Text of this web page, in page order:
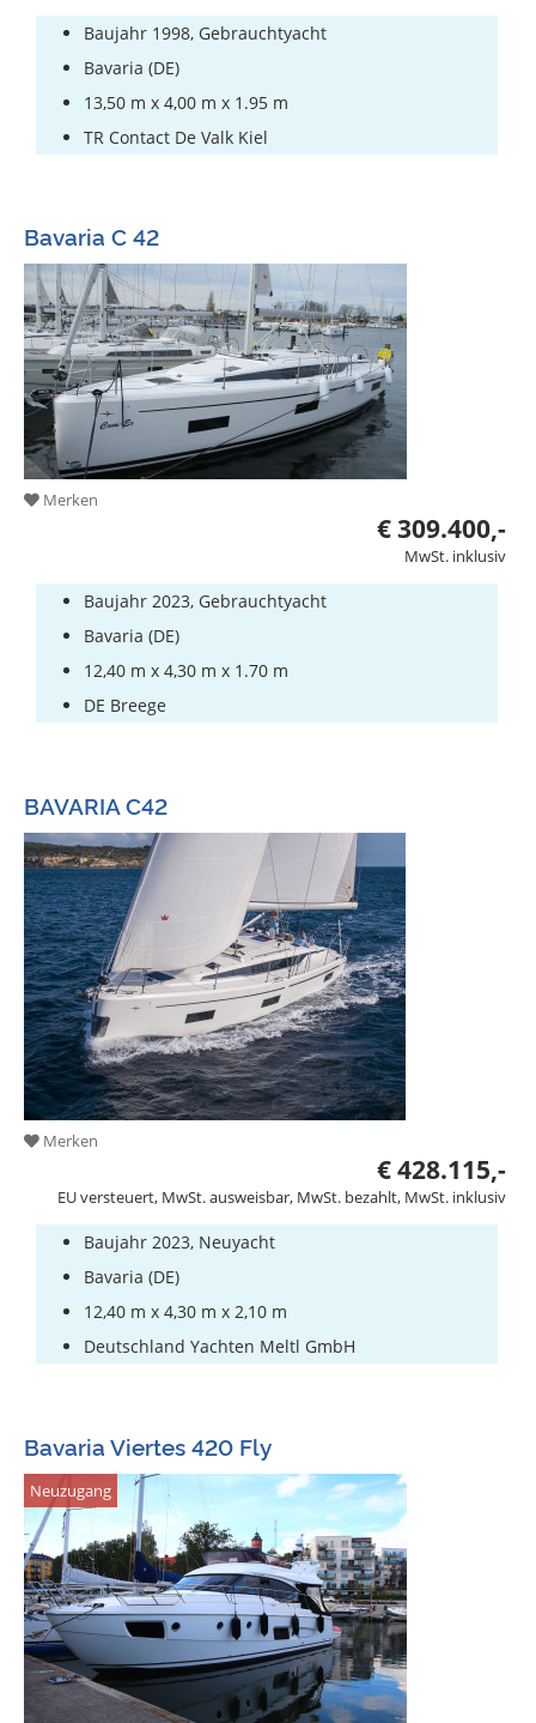
Baujahr 1998, Gebrauchtyacht
Bavaria (DE)
13,50 m x 4,00 m x 1.95 m
TR Contact De Valk Kiel
Bavaria C 42
Merken
€ 309.400,-
MwSt. inklusiv
Baujahr 2023, Gebrauchtyacht
Bavaria (DE)
12,40 m x 4,30 m x 1.70 m
DE Breege
BAVARIA C42
Merken
€ 428.115,-
EU versteuert, MwSt. ausweisbar, MwSt. bezahlt, MwSt. inklusiv
Baujahr 2023, Neuyacht
Bavaria (DE)
12,40 m x 4,30 m x 2,10 m
Deutschland Yachten Meltl GmbH
Bavaria Viertes 420 Fly
Neuzugang